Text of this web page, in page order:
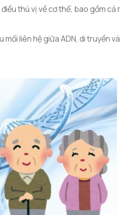
thú vị về cơ thể, bao gồm cả
liên hệ giữa ADN, di truyền